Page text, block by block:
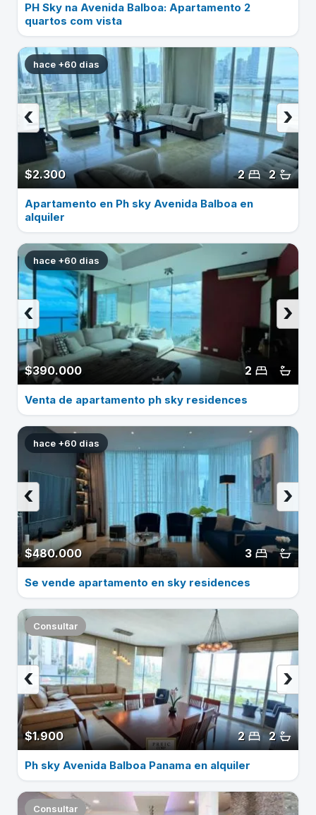
PH Sky na Avenida Balboa: Apartamento 2
quartos com vista
hace +60 dias
$2.300 2
2
›
‹
Apartamento en Ph sky Avenida Balboa en
alquiler
hace +60 dias
$390.000 2
›
‹
Venta de apartamento ph sky residences
hace +60 dias
$480.000 3
›
‹
Se vende apartamento en sky residences
Consultar
$1.900 2
2
›
‹
Ph sky Avenida Balboa Panama en alquiler
Consultar